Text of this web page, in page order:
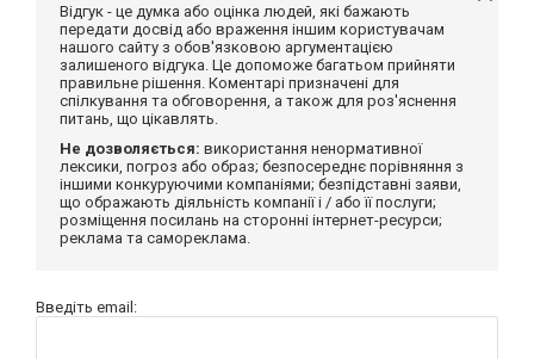
Відгук - це думка або оцінка людей, які бажають
передати досвід або враження іншим користувачам
нашого сайту з обов'язковою аргументацією
залишеного відгука. Це допоможе багатьом прийняти
правильне рішення. Коментарі призначені для
спілкування та обговорення, а також для роз'яснення
питань, що цікавлять.
Не дозволяється: використання ненормативної
лексики, погроз або образ; безпосереднє порівняння з
іншими конкуруючими компаніями; безпідставні заяви,
що ображають діяльність компанії і / або її послуги;
розміщення посилань на сторонні інтернет-ресурси;
реклама та самореклама.
Введіть email: